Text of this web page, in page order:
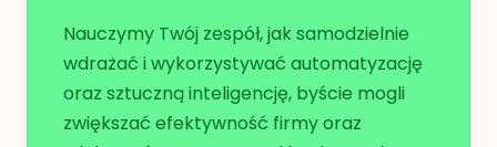
Nauczymy Twój zespół, jak samodzielnie
wdrażać i wykorzystywać automatyzację
oraz sztuczną inteligencję, byście mogli
zwiększać efektywność firmy oraz